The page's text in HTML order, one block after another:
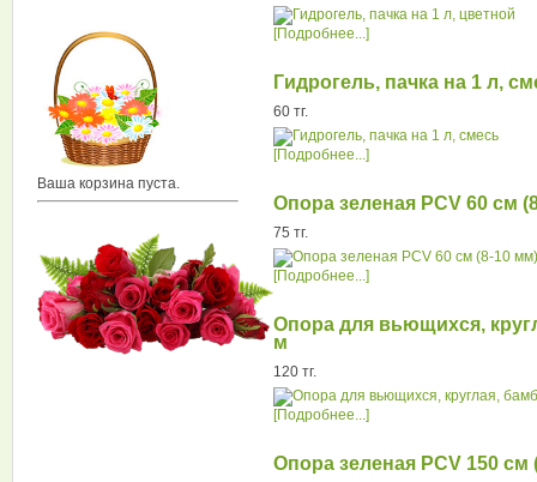
Ваша корзина пуста.
[Подробнее...]
Гидрогель, пачка на 1 л,
60 тг.
[Подробнее...]
Опора зеленая PCV 60 см
75 тг.
[Подробнее...]
Опора для вьющихся,
м
120 тг.
[Подробнее...]
Опора зеленая PCV 150 см